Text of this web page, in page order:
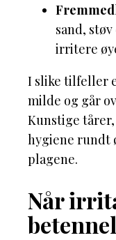
sand,
irritere
I slike tilfeller
milde og går
Kunstige
hygiene rundt
plagene.
Når